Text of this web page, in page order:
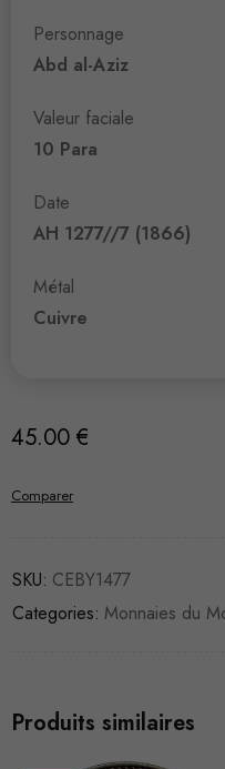
Personnage
Abd al-Aziz
Valeur faciale
10 Para
Date
AH 1277//7 (1866)
Métal
Cuivre
45.00 €
Comparer
SKU: CEBY1477
Categories: Monnaies du
Produits similaires